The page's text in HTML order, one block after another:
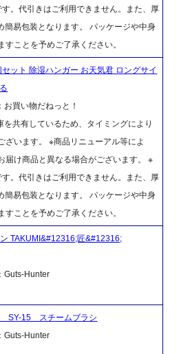
。代引きはご利用できません。また、厚
簡易包装となります。 パッケージや中身
ことを予めご了承ください。
セット 除湿ハンガー お天気君 ロングサイ
買い物だねっと！
を共有しているため、タイミングにより
ざいます。 ※商品リニューアル等によ
届け商品と異なる場合がございます。 ※
。代引きはご利用できません。また、厚
簡易包装となります。 パッケージや中身
ことを予めご了承ください。
TAKUMI&#12316;匠&#12316;
Guts-Hunter
SY-15 スチームブラシ
Guts-Hunter